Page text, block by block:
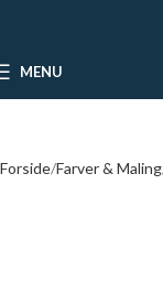
MENU
Forside Farver & Maling